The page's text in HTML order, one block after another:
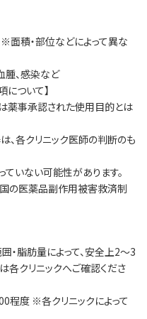
面積・部位などによって異な
腫、感染など
について】
薬事承認された使用目的とは
、各クリニック医師の判断のも
いない可能性があります。
の医薬品副作用被害救済制
・脂肪量によって、安全上2～3
各クリニックへご確認くださ
程度 ※各クリニックによって